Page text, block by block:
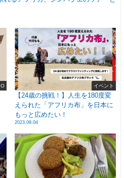
イベント
【24歳の挑戦！】人生を180度変
えられた「アフリカ布」を日本に
もっと広めたい！
2023.09.04